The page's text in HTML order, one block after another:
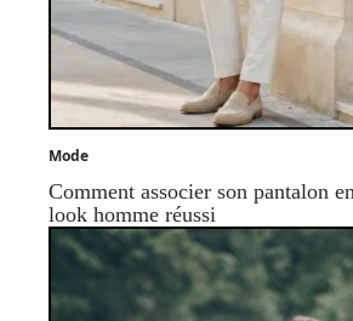
Mode
Comment associer son pantalon
look homme réussi